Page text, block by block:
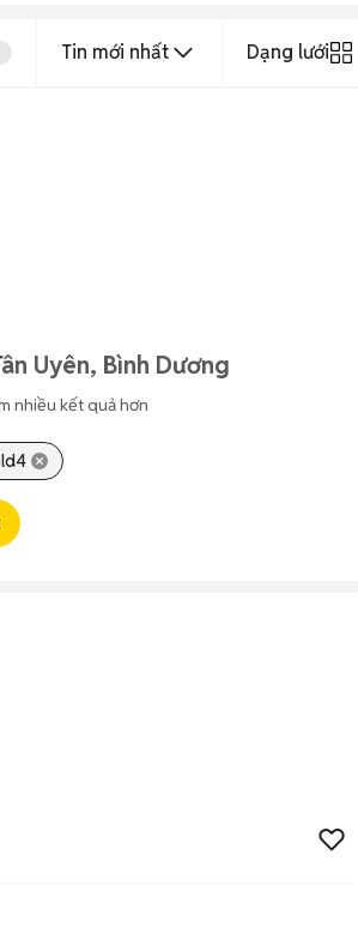
Tin mới nhất Dạng lưới
Uyên, Bình Dương
nhiều kết quả hơn